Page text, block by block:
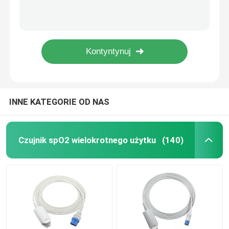
Kabel czujnika SpO2
Kabel EKG
Kabel magistrali EKG
Przewody EKG
Złącze elektrody EKG
INNE KATEGORIE OD NAS
Czujnik spO2 wielokrotnego użytku (140)